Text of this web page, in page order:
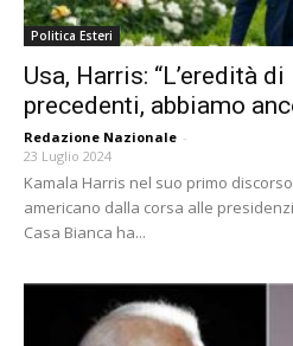
Politica Esteri
Usa, Harris: “L’eredità
precedenti, abbiamo
Redazione Nazionale -
23 Luglio 2024
Kamala Harris nel suo primo
americano dalla corsa alle
Casa Bianca ha...